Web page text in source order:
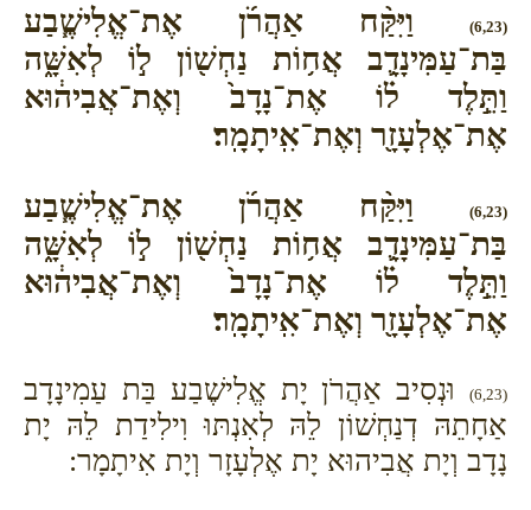
(6,23)
וַיִּקַּ֨ח אַהֲרֹ֜ן אֶת־אֱלִישֶׁ֧בַע
בַּת־עַמִּינָדָ֛ב אֲח֥וֹת נַחְשׁ֖וֹן ל֣וֹ לְאִשָּׁ֑ה
וַתֵּ֣לֶד ל֗וֹ אֶת־נָדָב֙ וְאֶת־אֲבִיה֔וּא
אֶת־אֶלְעָזָ֖ר וְאֶת־אִֽיתָמָֽר׃
(6,23)
וַיִּקַּ֨ח אַהֲרֹ֜ן אֶת־אֱלִישֶׁ֧בַע
בַּת־עַמִּינָדָ֛ב אֲח֥וֹת נַחְשׁ֖וֹן ל֣וֹ לְאִשָּׁ֑ה
וַתֵּ֣לֶד ל֗וֹ אֶת־נָדָב֙ וְאֶת־אֲבִיה֔וּא
אֶת־אֶלְעָזָ֖ר וְאֶת־אִֽיתָמָֽר׃
(6,23)
וּנְסִיב אַהֲרֹן יָת אֱלִישֶׁבַע בַּת עַמִינָדָב
אַחָתֵהּ דְנַחְשׁוֹן לֵהּ לְאִנְתּוּ וִילִידַת לֵהּ יָת
נָדָב וְיָת אֲבִיהוּא יָת אֶלְעָזָר וְיָת אִיתָמָר: